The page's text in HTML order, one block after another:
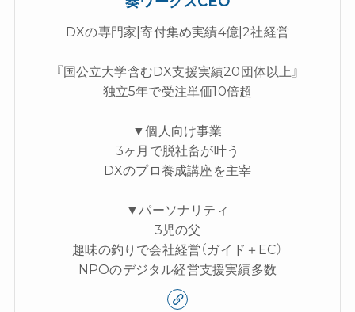
DXの専門家|寄付集め実績4億|2社経営
『国公立大学含むDX支援実績20団体以上』
独立5年で受注単価10倍超
▼個人向け事業
3ヶ月で脱社畜が叶う
DXのプロ養成講座を主宰
▼パーソナリティ
3児の父
趣味の釣りで会社経営（ガイド＋EC）
NPOのデジタル経営支援実績多数